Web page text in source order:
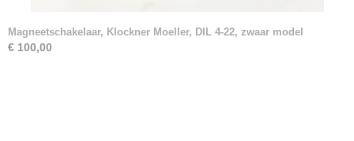
Magneetschakelaar, Klockner Moeller, DIL 4-22, zwaar model
€ 100,00